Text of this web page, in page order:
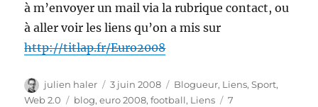
à m’envoyer un mail via la rubrique contact, ou
à aller voir les liens qu’on a mis sur
http://titlap.fr/Euro2008
Auteur
julien haler
Publié
le
3 juin 2008 Catégories
Blogueur, Liens,Sport,
Web 2.0
Étiquettes
blog,euro 2008,football, Liens
7